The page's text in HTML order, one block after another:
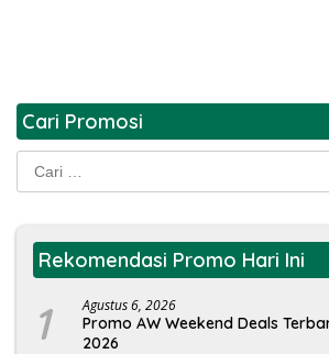
Cari Promosi
Rekomendasi Promo Hari Ini
1 Agustus 6, 2026
Promo AW Weekend Deals
2026